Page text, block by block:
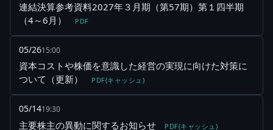
連結決算参考資料2027年３月期（第57期）第１四半期
（4～6月）
PDF
05/2615:00
資本コストや株価を意識した経営の実現に向けた対策に
ついて（更新）
PDF(キャッシュ)
05/1419:30
主要株主の異動に関するお知らせ PDF(キャッシュ)